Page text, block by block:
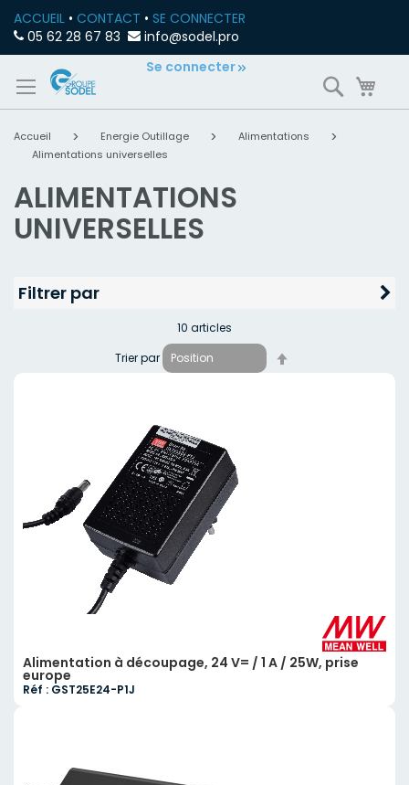
ACCUEIL • CONTACT • SE CONNECTER
05 62 28 67 83
info@sodel.pro
Se connecter
Accueil Energie Outillage
Alimentations
Alimentations universelles
ALIMENTATIONS
UNIVERSELLES
10 articles
Trier par
Alimentation à découpage, 24 V= / 1 A / 25W, prise
europe
Réf : GST25E24-P1J
Filtrer par